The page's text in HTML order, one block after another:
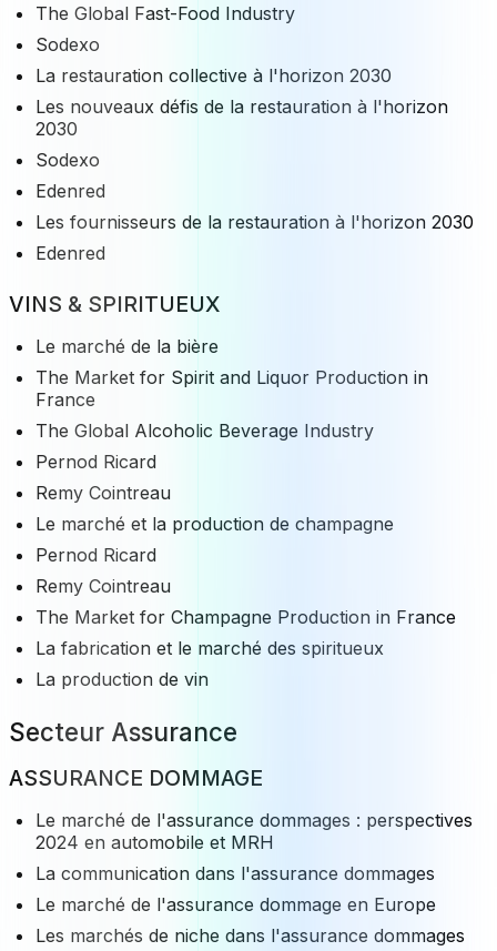
The Global Fast-Food Industry
Sodexo
La restauration collective à l'horizon 2030
Les nouveaux défis de la restauration à l'horizon
2030
Sodexo
Edenred
Les fournisseurs de la restauration à l'horizon 2030
Edenred
VINS & SPIRITUEUX
Le marché de la bière
The Market for Spirit and Liquor Production in
France
The Global Alcoholic Beverage Industry
Pernod Ricard
Remy Cointreau
Le marché et la production de champagne
Pernod Ricard
Remy Cointreau
The Market for Champagne Production in France
La fabrication et le marché des spiritueux
La production de vin
Secteur Assurance
ASSURANCE DOMMAGE
Le marché de l'assurance dommages : perspectives
2024 en automobile et MRH
La communication dans l'assurance dommages
Le marché de l'assurance dommage en Europe
Les marchés de niche dans l'assurance dommages